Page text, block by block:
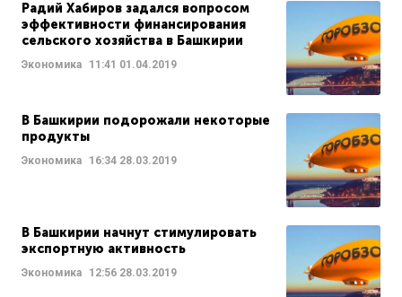
Радий Хабиров задался вопросом
эффективности финансирования
сельского хозяйства в Башкирии
Экономика 11:41 01.04.2019
В Башкирии подорожали некоторые
продукты
Экономика 16:34 28.03.2019
В Башкирии начнут стимулировать
экспортную активность
Экономика 12:56 28.03.2019